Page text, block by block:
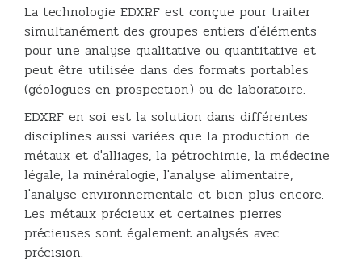
La technologie EDXRF est conçue pour traiter
simultanément des groupes entiers d'éléments
pour une analyse qualitative ou quantitative et
peut être utilisée dans des formats portables
(géologues en prospection) ou de laboratoire.
EDXRF en soi est la solution dans différentes
disciplines aussi variées que la production de
métaux et d'alliages, la pétrochimie, la médecine
légale, la minéralogie, l'analyse alimentaire,
l'analyse environnementale et bien plus encore.
Les métaux précieux et certaines pierres
précieuses sont également analysés avec
précision.